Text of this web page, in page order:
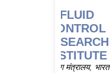
FLUID
CONTROL
RESEARCH
INSTITUTE
भारी उद्योग मंत्रालय, भारत